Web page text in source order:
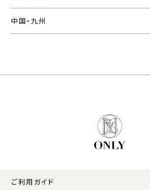
中国・九州
ご利用ガイド